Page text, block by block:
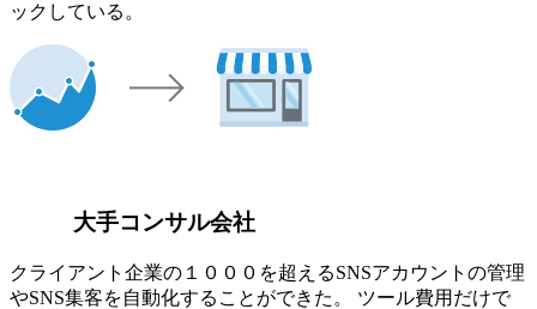
ックしている。
大手コンサル会社
クライアント企業の１０００を超えるSNSアカウントの管理
やSNS集客を自動化することができた。 ツール費用だけで